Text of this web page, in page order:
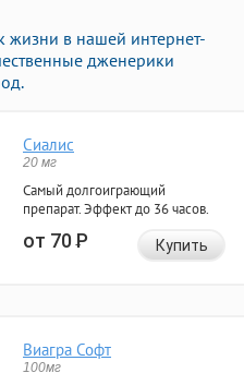
жизни в нашей интернет-
дженерики
Сиалис
20 мг
Самый долгоиграющий
препарат. Эффект до 36 часов.
от 70Р Купить
Виагра Софт
100мг